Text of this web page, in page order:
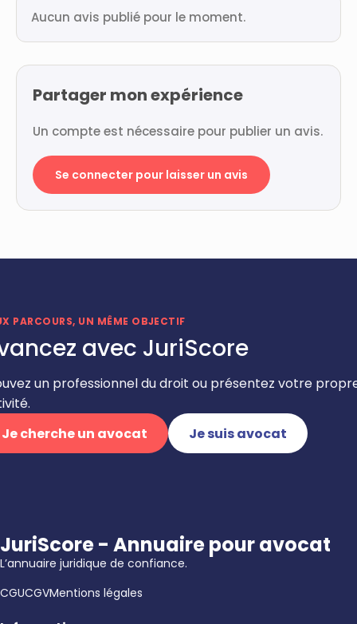
Aucun avis publié pour le moment.
Partager mon expérience
Un compte est nécessaire pour publier un avis.
Se connecter pour laisser un avis
PARCOURS, UN MÊME OBJECTIF
avec JuriScore
un professionnel du droit ou présentez votre
Je cherche un avocat
Je suis avocat
JuriScore - Annuaire pour avocat
L’annuaire juridique de confiance.
CGUCGVMentions légales